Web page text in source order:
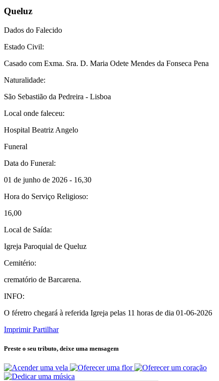
Queluz
Dados do Falecido
Estado Civil:
Casado com Exma. Sra. D. Maria Odete Mendes da Fonseca Pena
Naturalidade:
São Sebastião da Pedreira - Lisboa
Local onde faleceu:
Hospital Beatriz Angelo
Funeral
Data do Funeral:
01 de junho de 2026 - 16,30
Hora do Serviço Religioso:
16,00
Local de Saída:
Igreja Paroquial de Queluz
Cemitério:
crematório de Barcarena.
INFO:
O féretro chegará à referida Igreja pelas 11 horas de dia 01-06-2026
Imprimir Partilhar
Preste o seu tributo, deixe uma mensagem